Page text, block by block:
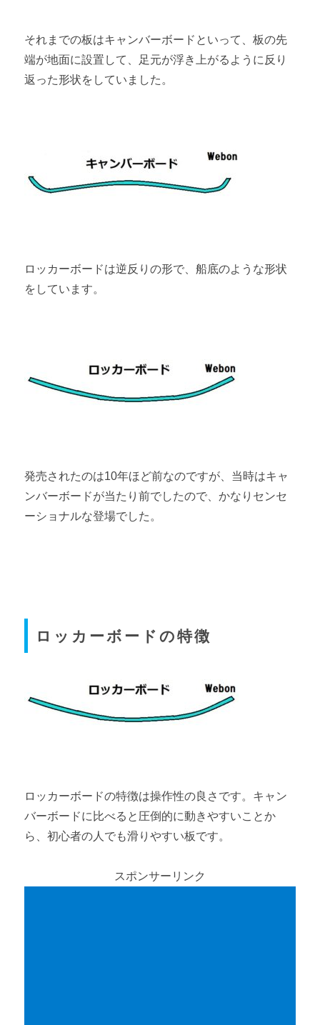
それまでの板はキャンバーボードといって、板の先
端が地面に設置して、足元が浮き上がるように反り
返った形状をしていました。
ロッカーボードは逆反りの形で、船底のような形状
をしています。
発売されたのは10年ほど前なのですが、当時はキャ
ンバーボードが当たり前でしたので、かなりセンセ
ーショナルな登場でした。
ロッカーボードの特徴
ロッカーボードの特徴は操作性の良さです。キャン
バーボードに比べると圧倒的に動きやすいことか
ら、初心者の人でも滑りやすい板です。
スポンサーリンク